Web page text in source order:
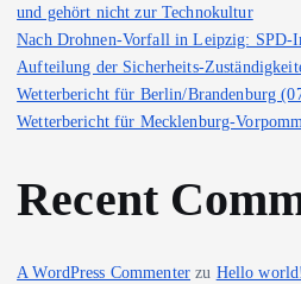
und gehört nicht zur Technokultur
Nach Drohnen-Vorfall in Leipzig: SPD-
Aufteilung der Sicherheits-
Wetterbericht für Berlin/Brandenburg
Wetterbericht für Mecklenburg-
Recent
A WordPress Commenter zu Hello world!